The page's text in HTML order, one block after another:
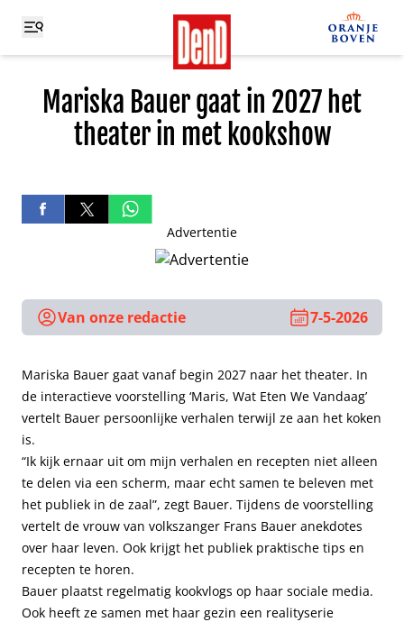
Mariska Bauer gaat in 2027 het
theater in met kookshow
Advertentie
Van onze redactie 7-5-2026
Mariska Bauer gaat vanaf begin 2027 naar het theater. In
de interactieve voorstelling ‘Maris, Wat Eten We Vandaag’
vertelt Bauer persoonlijke verhalen terwijl ze aan het koken
is.
“Ik kijk ernaar uit om mijn verhalen en recepten niet alleen
te delen via een scherm, maar echt samen te beleven met
het publiek in de zaal”, zegt Bauer. Tijdens de voorstelling
vertelt de vrouw van volkszanger Frans Bauer anekdotes
over haar leven. Ook krijgt het publiek praktische tips en
recepten te horen.
Bauer plaatst regelmatig kookvlogs op haar sociale media.
Ook heeft ze samen met haar gezin een realityserie